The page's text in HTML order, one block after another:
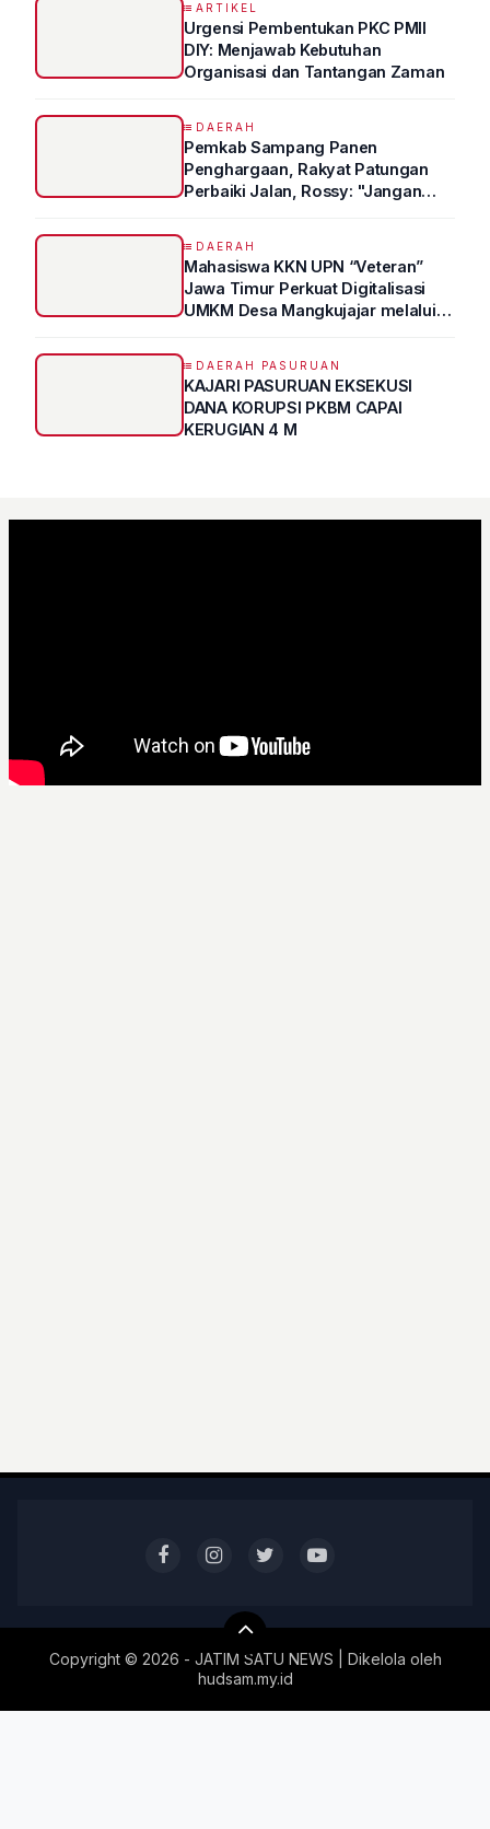
ARTIKEL
Urgensi Pembentukan PKC PMII
DIY: Menjawab Kebutuhan
Organisasi dan Tantangan Zaman
DAERAH
Pemkab Sampang Panen
Penghargaan, Rakyat Patungan
Perbaiki Jalan, Rossy: "Jangan
DAERAH
Mahasiswa KKN UPN “Veteran”
Jawa Timur Perkuat Digitalisasi
UMKM Desa Mangkujajar melalui
DAERAH PASURUAN
KAJARI PASURUAN EKSEKUSI
DANA KORUPSI PKBM CAPAI
KERUGIAN 4 M
Copyright © 2026 - JATIM SATU NEWS | Dikelola oleh
hudsam.my.id